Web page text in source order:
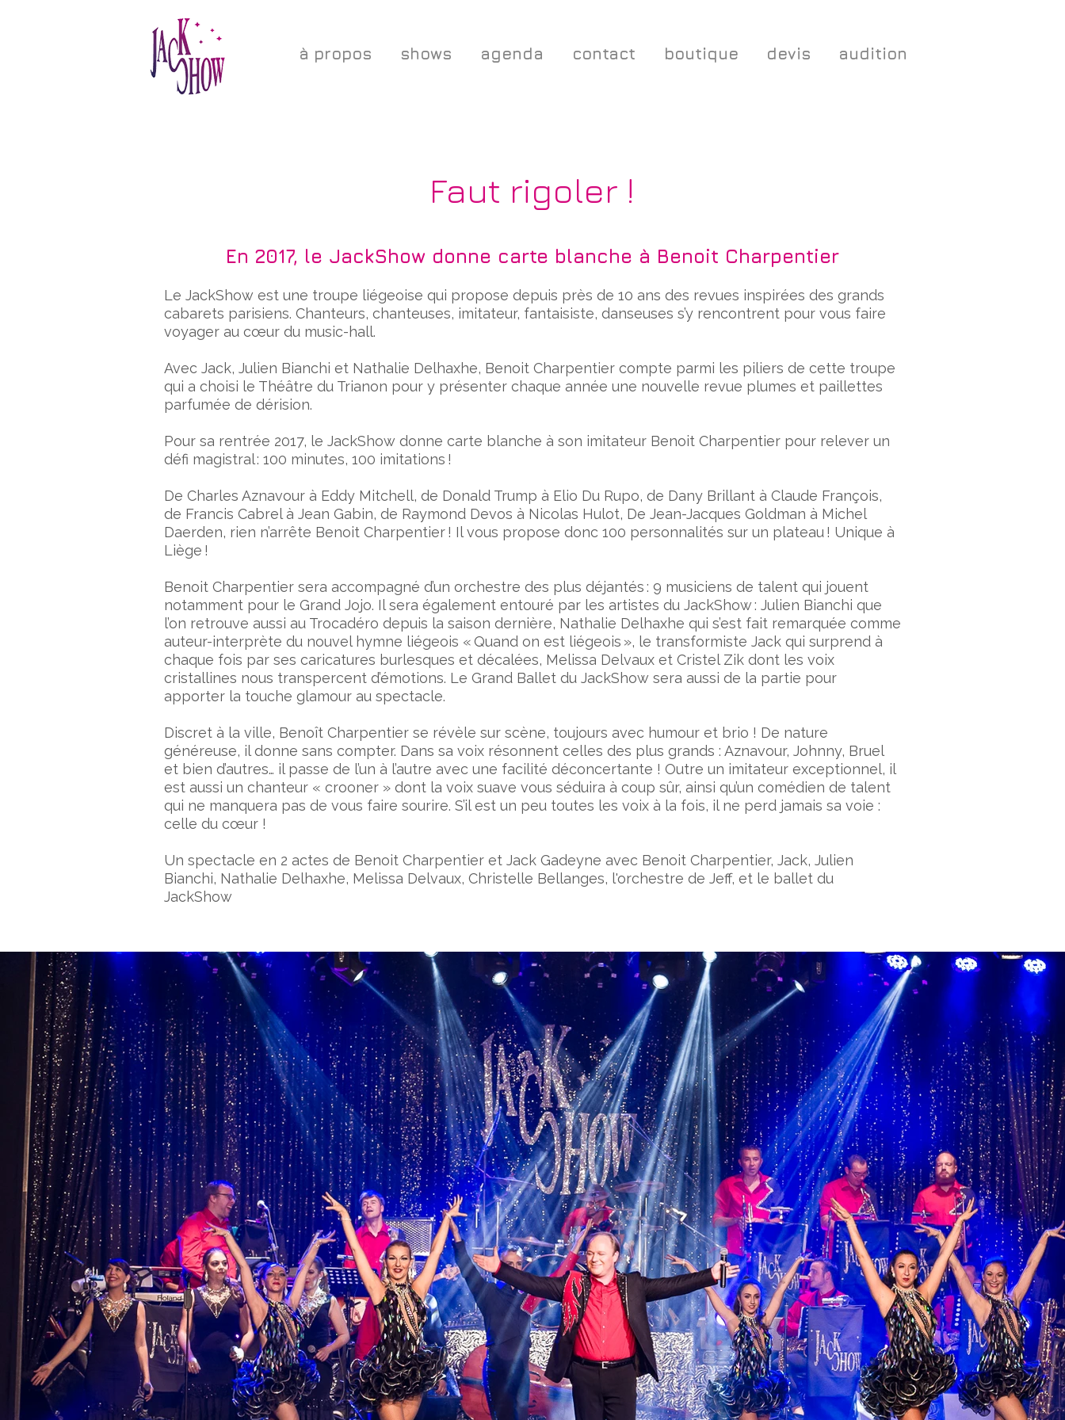
à propos shows agenda contact boutique devis audition
Faut rigoler !
En 2017, le JackShow donne carte blanche à Benoit Charpentier
Le JackShow est une troupe liégeoise qui propose depuis près de 10 ans des revues inspirées des grands
cabarets parisiens. Chanteurs, chanteuses, imitateur, fantaisiste, danseuses s’y rencontrent pour vous faire
voyager au cœur du music-hall.
Avec Jack, Julien Bianchi et Nathalie Delhaxhe, Benoit Charpentier compte parmi les piliers de cette troupe
qui a choisi le Théâtre du Trianon pour y présenter chaque année une nouvelle revue plumes et paillettes
parfumée de dérision.
Pour sa rentrée 2017, le JackShow donne carte blanche à son imitateur Benoit Charpentier pour relever un
défi magistral : 100 minutes, 100 imitations !
De Charles Aznavour à Eddy Mitchell, de Donald Trump à Elio Du Rupo, de Dany Brillant à Claude François,
de Francis Cabrel à Jean Gabin, de Raymond Devos à Nicolas Hulot, De Jean-Jacques Goldman à Michel
Daerden, rien n’arrête Benoit Charpentier ! Il vous propose donc 100 personnalités sur un plateau ! Unique à
Liège !
Benoit Charpentier sera accompagné d’un orchestre des plus déjantés : 9 musiciens de talent qui jouent
notamment pour le Grand Jojo. Il sera également entouré par les artistes du JackShow : Julien Bianchi que
l’on retrouve aussi au Trocadéro depuis la saison dernière, Nathalie Delhaxhe qui s’est fait remarquée comme
auteur-interprète du nouvel hymne liégeois « Quand on est liégeois », le transformiste Jack qui surprend à
chaque fois par ses caricatures burlesques et décalées, Melissa Delvaux et Cristel Zik dont les voix
cristallines nous transpercent d’émotions. Le Grand Ballet du JackShow sera aussi de la partie pour
apporter la touche glamour au spectacle.
Discret à la ville, Benoît Charpentier se révèle sur scène, toujours avec humour et brio ! De nature
généreuse, il donne sans compter. Dans sa voix résonnent celles des plus grands : Aznavour, Johnny, Bruel
et bien d’autres… il passe de l’un à l’autre avec une facilité déconcertante ! Outre un imitateur exceptionnel, il
est aussi un chanteur « crooner » dont la voix suave vous séduira à coup sûr, ainsi qu’un comédien de talent
qui ne manquera pas de vous faire sourire. S’il est un peu toutes les voix à la fois, il ne perd jamais sa voie :
celle du cœur !
Un spectacle en 2 actes de Benoit Charpentier et Jack Gadeyne avec Benoit Charpentier, Jack, Julien
Bianchi, Nathalie Delhaxhe, Melissa Delvaux, Christelle Bellanges, l'orchestre de Jeff, et le ballet du
JackShow